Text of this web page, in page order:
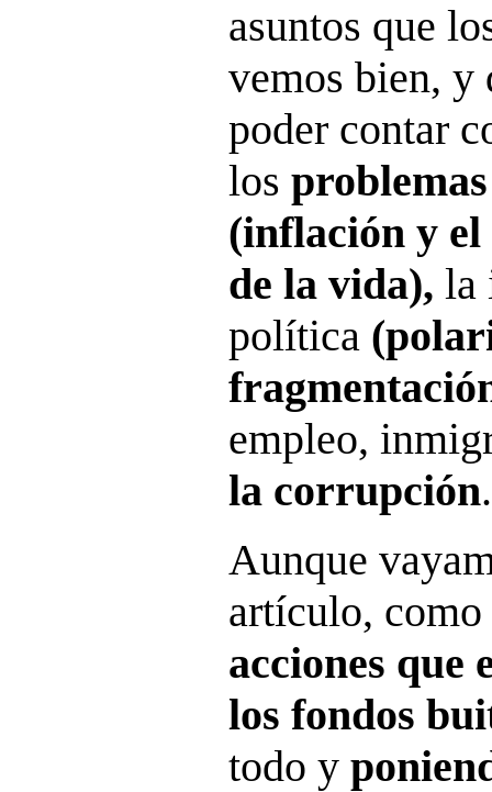
asuntos que
vemos bien, y
poder contar
los
(inflación y el
de la vida), la
política
empleo,
la corrupción.
Aunque
artículo,
acciones que
los fondos
todo y